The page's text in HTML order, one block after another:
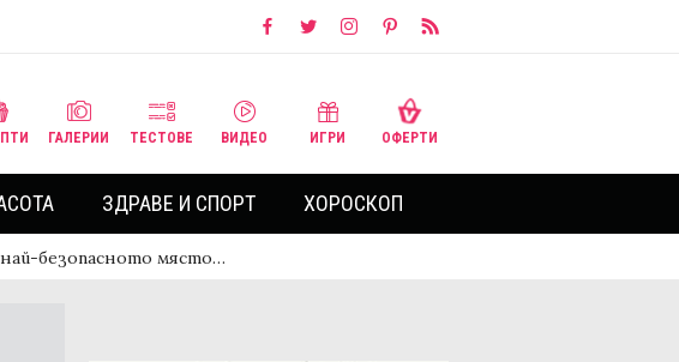
ГАЛЕРИИ ТЕСТОВЕ ВИДЕО ИГРИ ОФЕРТИ
ЗДРАВЕ И СПОРТ ХОРОСКОП
безопасното място…